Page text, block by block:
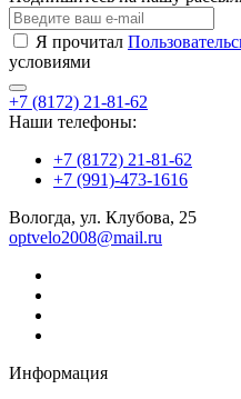
Я прочитал
условиями
+7 (8172) 21-81-62
Наши телефоны:
+7 (8172) 21-81-62
+7 (991)-473-1616
Вологда, ул. Клубова, 25
optvelo2008@mail.ru
Информация